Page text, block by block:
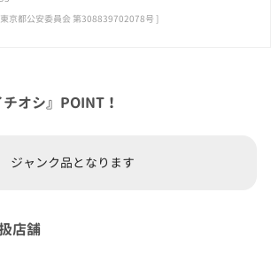
オシ』POINT！
ジャンク品となります
店舗
京都公安委員会 第308839702078号 ]